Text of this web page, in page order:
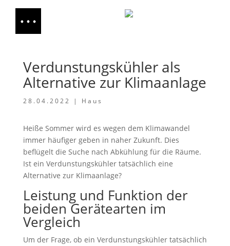
Verdunstungskühler als
Alternative zur Klimaanlage
28.04.2022 | Haus
Heiße Sommer wird es wegen dem Klimawandel
immer häufiger geben in naher Zukunft. Dies
beflügelt die Suche nach Abkühlung für die Räume.
Ist ein Verdunstungskühler tatsächlich eine
Alternative zur Klimaanlage?
Leistung und Funktion der
beiden Gerätearten im
Vergleich
Um der Frage, ob ein Verdunstungskühler tatsächlich